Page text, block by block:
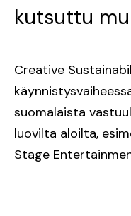
kutsuttu
Creative
suomalaista
luovilta aloilta,
Stage